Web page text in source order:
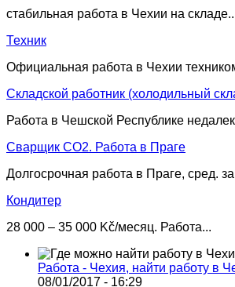
стабильная работа в Чехии на
Техник
Официальная работа в Чехии
Складской работник (холодильный
Работа в Чешской Республике
Сварщик CO2. Работа в Праге
Долгосрочная работа в Праге, сред.
Кондитер
28 000 – 35 000 Kč/месяц. Работа...
Работа - Чехия, найти работу в
08/01/2017 - 16:29